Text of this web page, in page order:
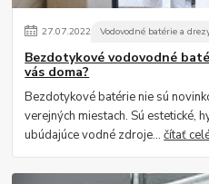
27.07.2022 Vodovodné batérie a
Bezdotykové vodovodné
vás doma?
Bezdotykové batérie nie sú
verejných miestach. Sú estetické,
ubúdajúce vodné zdroje...čítať